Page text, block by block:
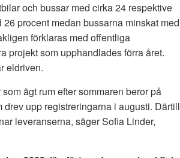
och bussar med cirka 24 respektive
procent medan bussarna minskat med
förklaras med offentliga
projekt som upphandlades förra året.
eldriven.
ägt rum efter sommaren beror på
upp registreringarna i augusti. Därtill
leveranserna, säger Sofia Linder,